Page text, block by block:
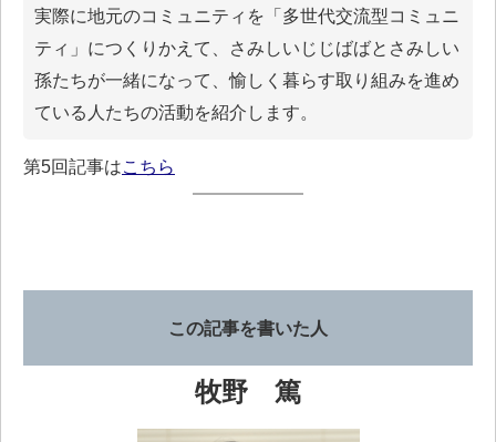
実際に地元のコミュニティを「多世代交流型コミュニ
ティ」につくりかえて、さみしいじじばばとさみしい
孫たちが一緒になって、愉しく暮らす取り組みを進め
ている人たちの活動を紹介します。
第5回記事はこちら
この記事を書いた人
牧野 篤